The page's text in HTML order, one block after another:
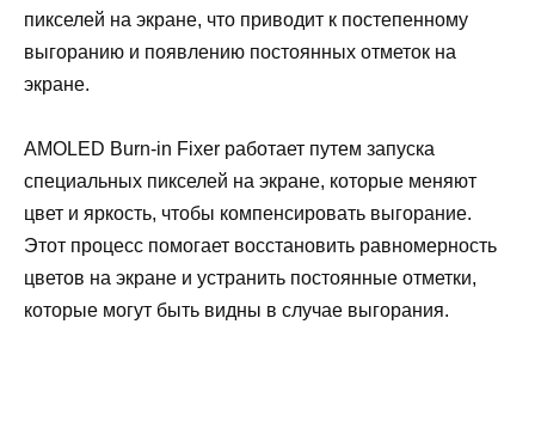
пикселей на экране, что приводит к постепенному
выгоранию и появлению постоянных отметок на
экране.
AMOLED Burn-in Fixer работает путем запуска
специальных пикселей на экране, которые меняют
цвет и яркость, чтобы компенсировать выгорание.
Этот процесс помогает восстановить равномерность
цветов на экране и устранить постоянные отметки,
которые могут быть видны в случае выгорания.